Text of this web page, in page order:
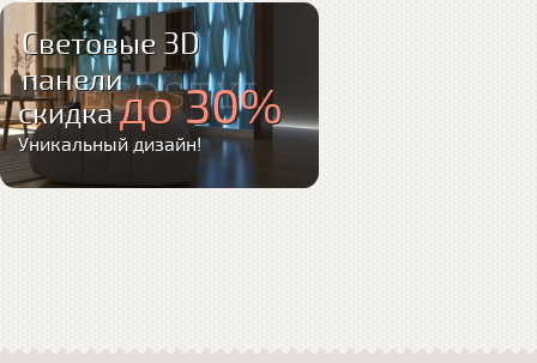
Световые 3D
панели
скидкадо 30%
Уникальный дизайн!